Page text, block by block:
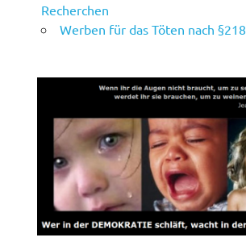
Recherchen
Werben für das Töten nach §218